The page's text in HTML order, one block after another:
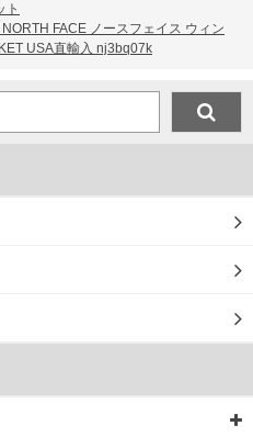
ト
FACE ノースフェイス ウィン
USA直輸入 nj3bq07k